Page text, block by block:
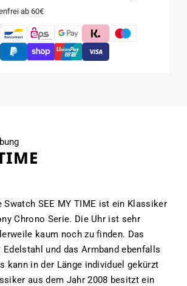
ab 60€
Swatch SEE MY TIME ist ein Klassiker
Chrono Serie. Die Uhr ist sehr
kaum noch zu finden. Das
Edelstahl und das Armband ebenfalls
kann in der Länge individuel gekürzt
aus dem Jahr 2008 besitzt ein